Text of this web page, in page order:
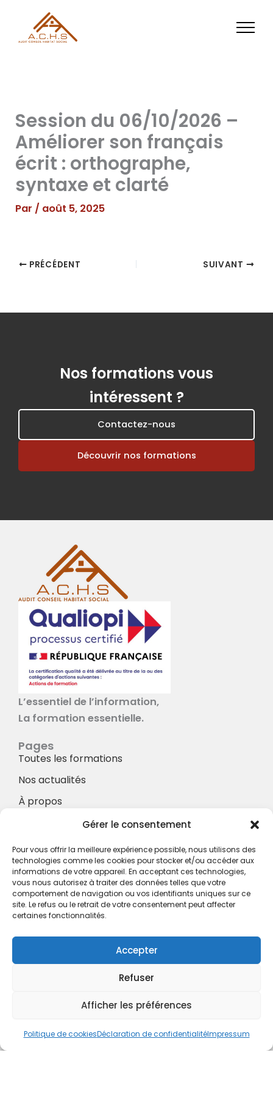
Gérer le consentement
Pour vous offrir la meilleure expérience possible, nous utilisons des
technologies comme les cookies pour stocker et/ou accéder aux
informations de votre appareil. En acceptant ces technologies,
vous nous autorisez à traiter des données telles que votre
comportement de navigation ou vos identifiants uniques sur ce
site. Le refus ou le retrait de votre consentement peut affecter
certaines fonctionnalités.
Accepter
Refuser
Afficher les préférences
Politique de cookiesDéclaration de confidentialitéImpressum
contenu
Session du 06/10/2026 –
Améliorer son français
écrit : orthographe,
syntaxe et clarté
Par / août 5, 2025
PRÉCÉDENT SUIVANT
Nos formations vous
intéressent ?
Contactez-nous
Découvrir nos formations
L’essentiel de l’information,
La formation essentielle.
Pages
Toutes les formations
Nos actualités
À propos
À propos
Hotel à proximité
Politique de confidentialité
CGV
cboukris@habitat-social.com